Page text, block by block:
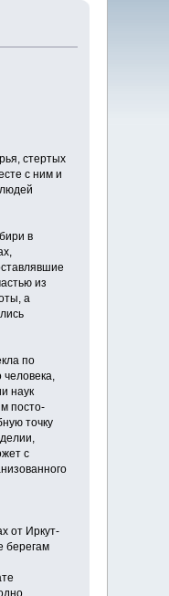
стертых
с ним и
в
из
а
по
человека,
наук
посто­
точку
с
от Иркут­
берегам